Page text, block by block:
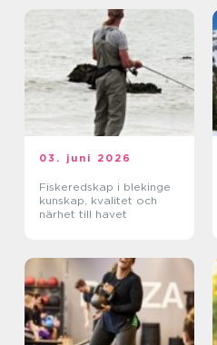
03. juni 2026
Fiskeredskap i blekinge
kunskap, kvalitet och
närhet till havet